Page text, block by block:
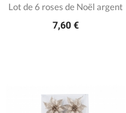
Lot de 6 roses de Noël argent
7,60 €